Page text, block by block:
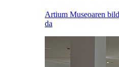
Artium Museoaren
da